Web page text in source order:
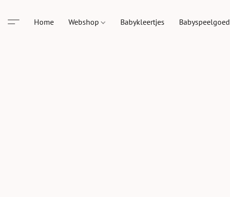
Home Webshop Babykleertjes Babyspeelgoed